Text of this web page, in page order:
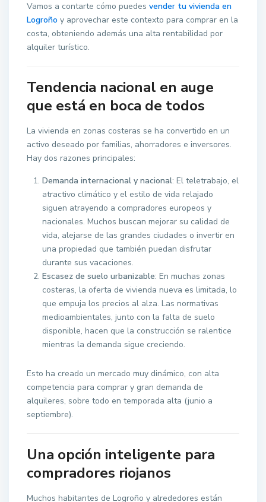
Vamos a contarte cómo puedesvender tu vivienda en
Logroño y aprovechar este contexto para comprar en la
costa, obteniendo además una alta rentabilidad por
alquiler turístico.
Tendencia nacional en auge
que está en boca de todos
La vivienda en zonas costeras se ha convertido en un
activo deseado por familias, ahorradores e inversores.
Hay dos razones principales:
Demanda internacional y nacional: El teletrabajo, el
atractivo climático y el estilo de vida relajado
siguen atrayendo a compradores europeos y
nacionales. Muchos buscan mejorar su calidad de
vida, alejarse de las grandes ciudades o invertir en
una propiedad que también puedan disfrutar
durante sus vacaciones.
Escasez de suelo urbanizable: En muchas zonas
costeras, la oferta de vivienda nueva es limitada, lo
que empuja los precios al alza. Las normativas
medioambientales, junto con la falta de suelo
disponible, hacen que la construcción se ralentice
mientras la demanda sigue creciendo.
Esto ha creado un mercado muy dinámico, con alta
competencia para comprar y gran demanda de
alquileres, sobre todo en temporada alta (junio a
septiembre).
Una opción inteligente para
compradores riojanos
Muchos habitantes de Logroño y alrededores están